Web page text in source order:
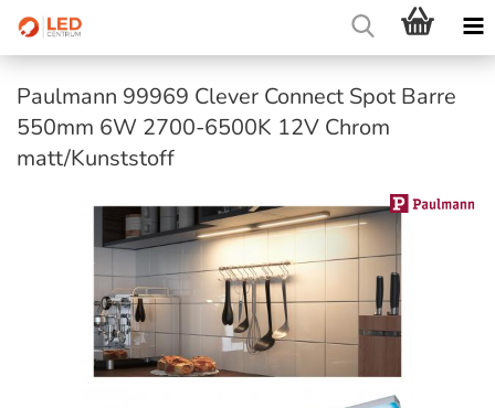
Paulmann 99969 Clever Connect Spot Barre
550mm 6W 2700-6500K 12V Chrom
matt/Kunststoff